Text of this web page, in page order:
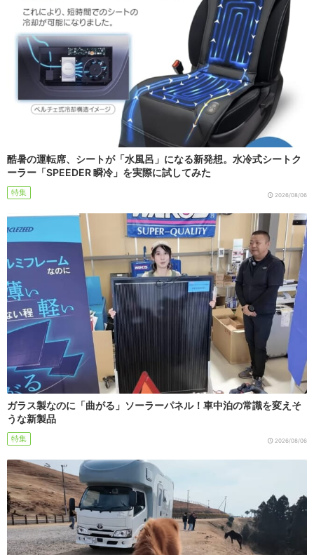
酷暑の運転席、シートが「水風呂」になる新発想。水冷式シートク
ーラー「SPEEDER 瞬冷」を実際に試してみた
特集 2026/08/06
ガラス製なのに「曲がる」ソーラーパネル！車中泊の常識を変えそ
うな新製品
特集 2026/08/06